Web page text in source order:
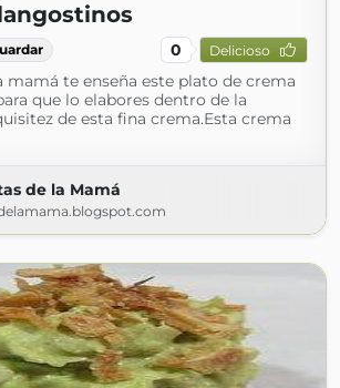
0 Delicioso
mamá te enseña este plato de crema
que lo elabores dentro de la
de esta fina crema.Esta crema
de la Mamá